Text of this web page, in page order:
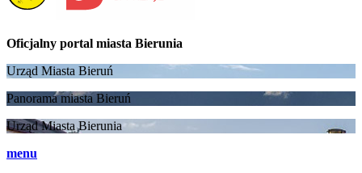
Oficjalny portal miasta Bierunia
Urząd Miasta Bieruń
Panorama miasta Bieruń
Urząd Miasta Bierunia
menu